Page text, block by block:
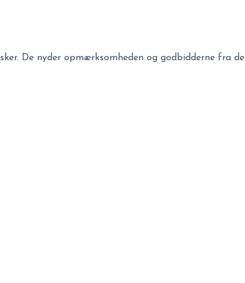
De nyder opmærksomheden og godbidderne fra de